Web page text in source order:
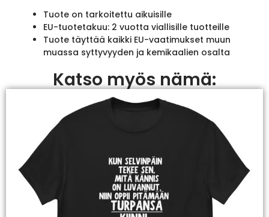
Tuote on tarkoitettu aikuisille
EU-tuotetakuu: 2 vuotta viallisille tuotteille
Tuote täyttää kaikki EU-vaatimukset muun
muassa syttyvyyden ja kemikaalien osalta
Katso myös nämä: